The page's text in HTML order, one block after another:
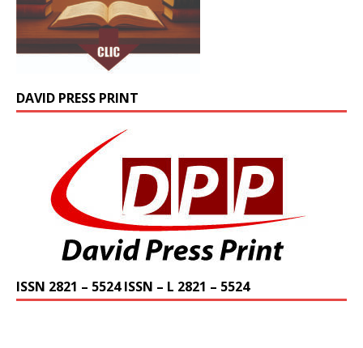
DAVID PRESS PRINT
ISSN 2821 – 5524 ISSN – L 2821 – 5524